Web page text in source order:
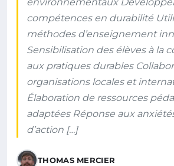
compétences en durabilité
méthodes d’enseignement
Sensibilisation des élèves à la
aux pratiques durables
organisations locales et
Élaboration de ressources
adaptées Réponse aux
d’action […]
THOMAS MERCIER